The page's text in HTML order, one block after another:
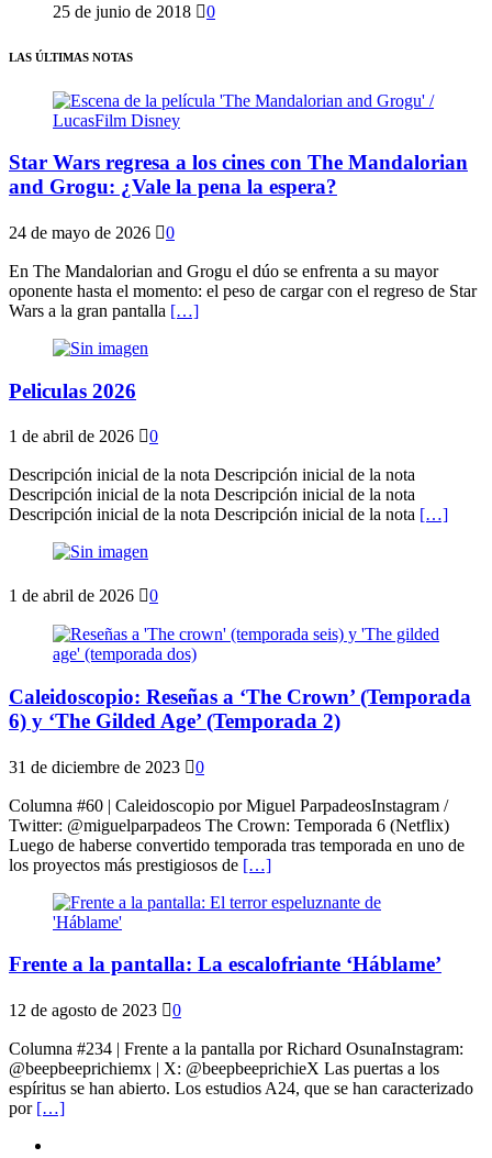
25 de junio de 2018 0
LAS ÚLTIMAS NOTAS
Star Wars regresa a los cines con The Mandalorian
and Grogu: ¿Vale la pena la espera?
24 de mayo de 2026 0
En The Mandalorian and Grogu el dúo se enfrenta a su mayor
oponente hasta el momento: el peso de cargar con el regreso de Star
Wars a la gran pantalla […]
Peliculas 2026
1 de abril de 2026 0
Descripción inicial de la nota Descripción inicial de la nota
Descripción inicial de la nota Descripción inicial de la nota
Descripción inicial de la nota Descripción inicial de la nota […]
1 de abril de 2026 0
Caleidoscopio: Reseñas a ‘The Crown’ (Temporada
6) y ‘The Gilded Age’ (Temporada 2)
31 de diciembre de 2023 0
Columna #60 | Caleidoscopio por Miguel ParpadeosInstagram /
Twitter: @miguelparpadeos The Crown: Temporada 6 (Netflix)
Luego de haberse convertido temporada tras temporada en uno de
los proyectos más prestigiosos de […]
Frente a la pantalla: La escalofriante ‘Háblame’
12 de agosto de 2023 0
Columna #234 | Frente a la pantalla por Richard OsunaInstagram:
@beepbeeprichiemx | X: @beepbeeprichieX Las puertas a los
espíritus se han abierto. Los estudios A24, que se han caracterizado
por […]